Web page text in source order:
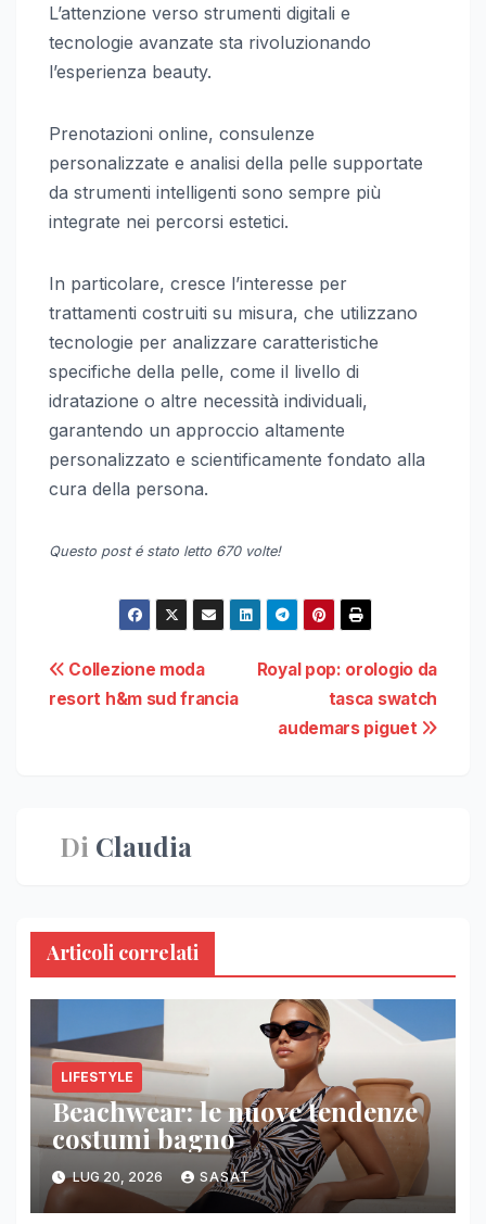
L’attenzione verso strumenti digitali e
tecnologie avanzate sta rivoluzionando
l’esperienza beauty.
Prenotazioni online, consulenze
personalizzate e analisi della pelle supportate
da strumenti intelligenti sono sempre più
integrate nei percorsi estetici.
In particolare, cresce l’interesse per
trattamenti costruiti su misura, che utilizzano
tecnologie per analizzare caratteristiche
specifiche della pelle, come il livello di
idratazione o altre necessità individuali,
garantendo un approccio altamente
personalizzato e scientificamente fondato alla
cura della persona.
Questo post é stato letto 670 volte!
Navigazione
articoli
Royal pop: orologio da
tasca swatch
audemars piguet
Collezione moda
resort h&m sud francia
Di Claudia
Articoli correlati
LIFESTYLE
Beachwear: le nuove tendenze
costumi bagno
LUG 20, 2026 SASAT